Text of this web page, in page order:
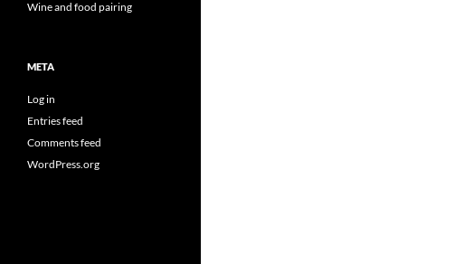
Wine and food pairing
META
Log in
Entries feed
Comments feed
WordPress.org